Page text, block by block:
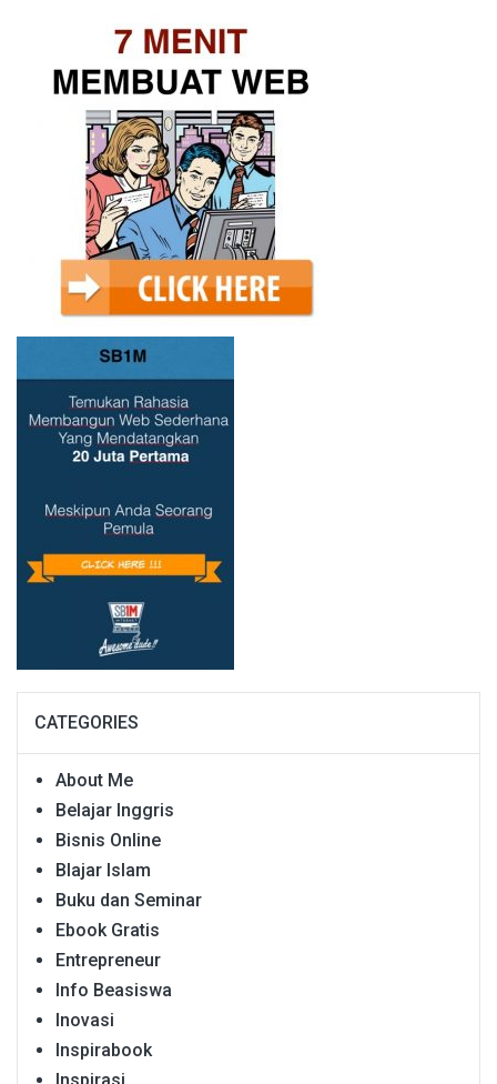
CATEGORIES
About Me
Belajar Inggris
Bisnis Online
Blajar Islam
Buku dan Seminar
Ebook Gratis
Entrepreneur
Info Beasiswa
Inovasi
Inspirabook